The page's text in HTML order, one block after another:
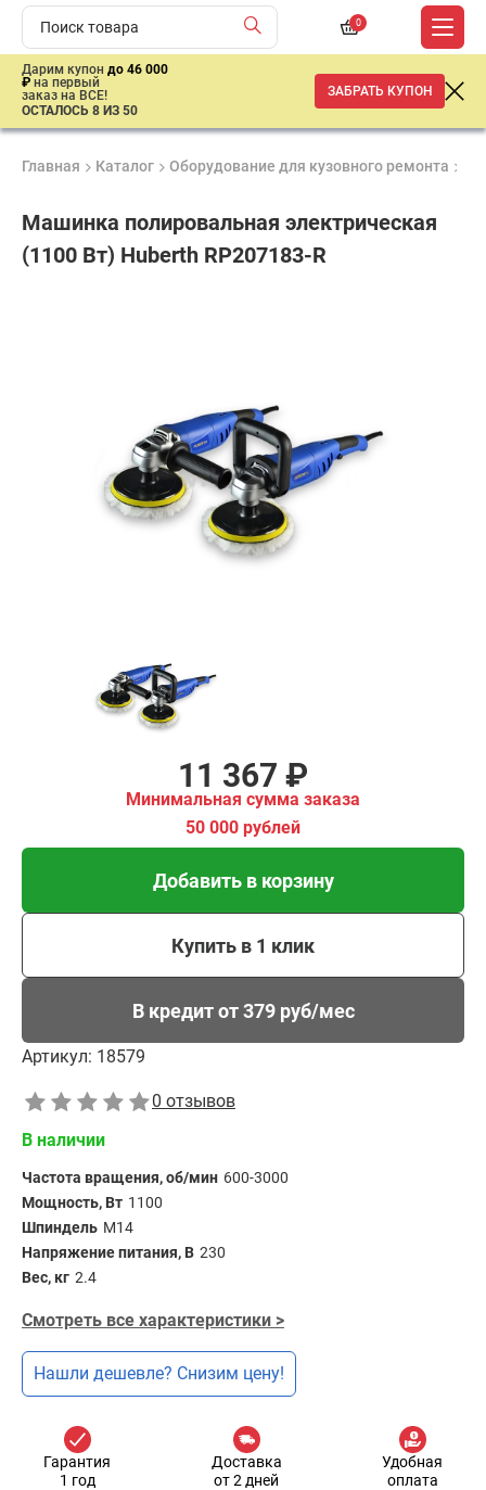
0
Дарим купон до 46 000
₽ на первый
заказ на ВСЕ!
ОСТАЛОСЬ 8 ИЗ 50
ЗАБРАТЬ КУПОН
Главная Каталог Оборудование для кузовного ремонта
Машинка полировальная электрическая
(1100 Вт) Huberth RP207183-R
11 367 ₽
Минимальная сумма заказа
50 000 рублей
Добавить в корзину
Купить в 1 клик
В кредит от 379 руб/мес
Артикул: 18579
0 отзывов
В наличии
Частота вращения, об/мин 600-3000
Мощность, Вт 1100
Шпиндель M14
Напряжение питания, В 230
Вес, кг 2.4
Смотреть все характеристики >
Нашли дешевле? Снизим цену!
Гарантия
1 год
Доставка
от 2 дней
Удобная
оплата
Купить в 1 клик
В кредит от 379 руб/